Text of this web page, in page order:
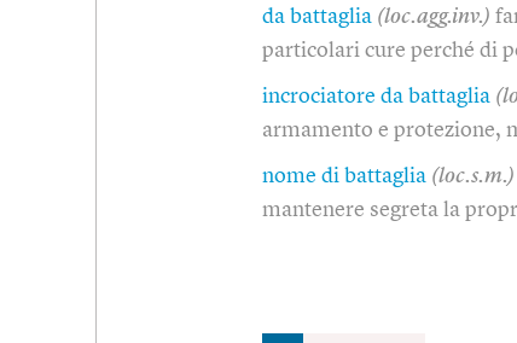
da battaglia (loc.agg.inv.)
particolari cure perché di
incrociatore da battaglia
armamento e protezione,
nome di battaglia (loc.s.m.)
mantenere segreta la